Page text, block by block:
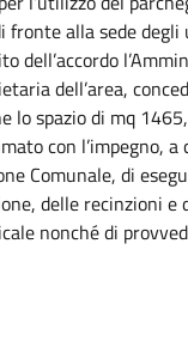
fronte alla sede
dell’accordo
dell’area,
lo spazio di mq
con l’impegno, a
Comunale, di
delle recinzioni e
nonché di